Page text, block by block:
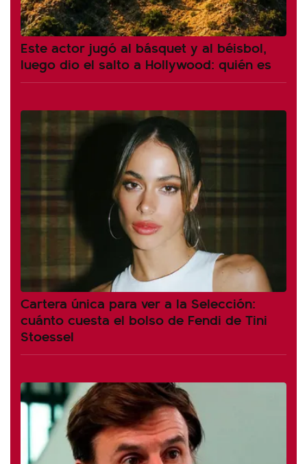
Este actor jugó al básquet y al béisbol,
luego dio el salto a Hollywood: quién es
Cartera única para ver a la Selección:
cuánto cuesta el bolso de Fendi de Tini
Stoessel